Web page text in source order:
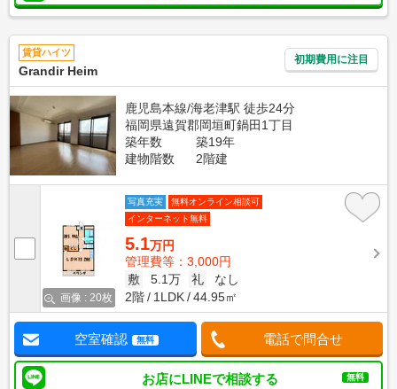
賃貸ハイツ
Grandir Heim
初期費用に注目
鹿児島本線/海老津駅 徒歩24分
福岡県遠賀郡岡垣町鍋田1丁目
築年数
築19年
建物階数
2階建
画像 : 20枚
写真充実
無料オンライン相談可
インターネット無料
5.1万円
管理費等：3,000円
敷
5.1万 礼
なし
2階
1LDK 44.95㎡
空室確認 無料 電話で問合せ
お店にLINEで相談する 無料